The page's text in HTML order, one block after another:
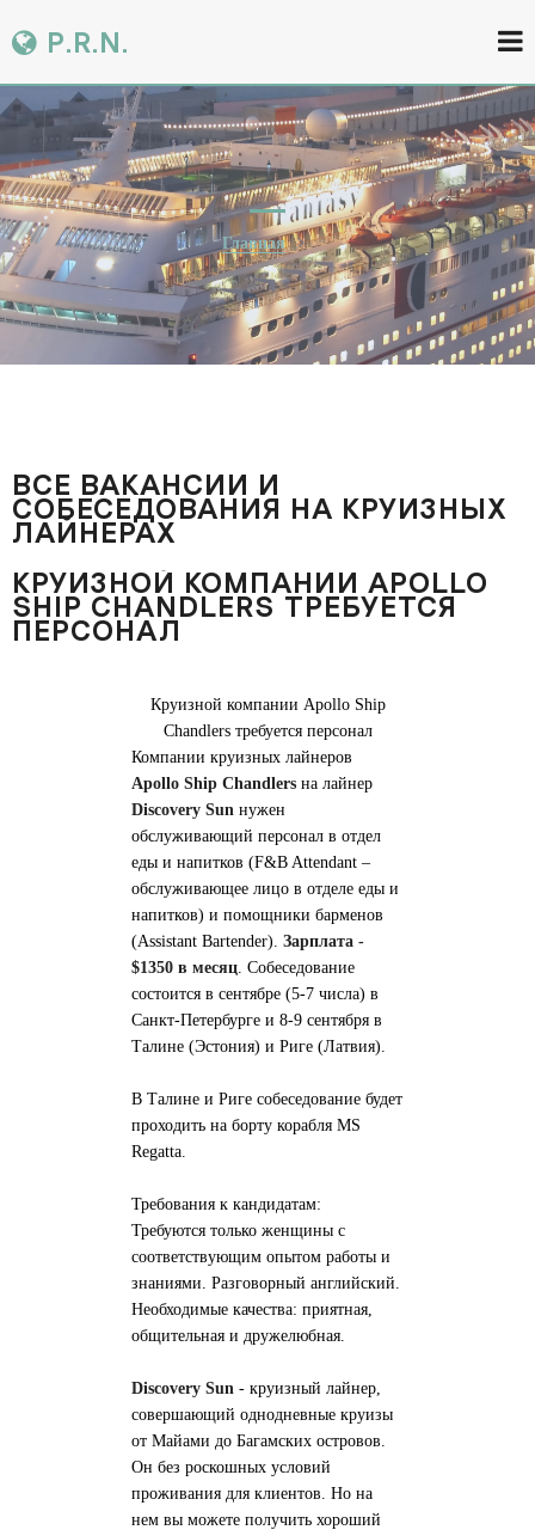
P.R.N.
Главная
ВСЕ ВАКАНCИИ И
СОБЕСЕДОВАНИЯ НА КРУИЗНЫХ
ЛАЙНЕРАХ
КРУИЗНОЙ КОМПАНИИ APOLLO
SHIP CHANDLERS ТРЕБУЕТСЯ
ПЕРСОНАЛ
Круизной компании Apollo Ship
Chandlers требуется персонал
Компании круизных лайнеров
Apollo Ship Chandlers на лайнер
Discovery Sun нужен
обслуживающий персонал в отдел
еды и напитков (F&B Attendant –
обслуживающее лицо в отделе еды и
напитков) и помощники барменов
(Assistant Bartender). Зарплата -
$1350 в месяц. Собеседование
состоится в сентябре (5-7 числа) в
Санкт-Петербурге и 8-9 сентября в
Талине (Эстония) и Риге (Латвия).
В Талине и Риге собеседование будет
проходить на борту корабля MS
Regatta.
Требования к кандидатам:
Требуются только женщины с
соответствующим опытом работы и
знаниями. Разговорный английский.
Необходимые качества: приятная,
общительная и дружелюбная.
Discovery Sun - круизный лайнер,
совершающий однодневные круизы
от Майами до Багамских островов.
Он без роскошных условий
проживания для клиентов. Но на
нем вы можете получить хороший